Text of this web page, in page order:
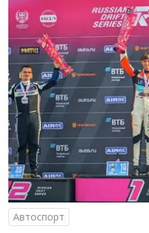
Автоспорт